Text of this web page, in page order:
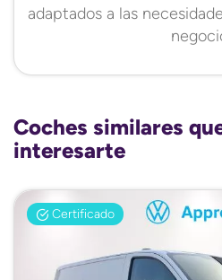
adaptados a las
Coches similares
interesarte
Certificado